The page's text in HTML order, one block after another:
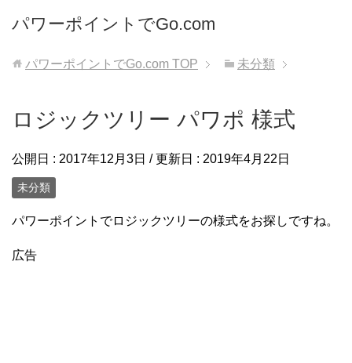
パワーポイントでGo.com
パワーポイントでGo.com TOP 未分類
ロジックツリー パワポ 様式
公開日 : 2017年12月3日 / 更新日 : 2019年4月22日
未分類
パワーポイントでロジックツリーの様式をお探しですね。
広告